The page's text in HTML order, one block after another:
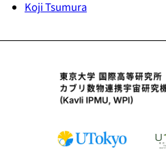
Koji Tsumura